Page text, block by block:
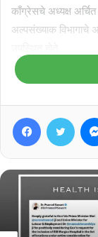
काँग्रेसचे अध्यक्ष
अल्पसंख्याक विभागाचे
Facebook
गोवा